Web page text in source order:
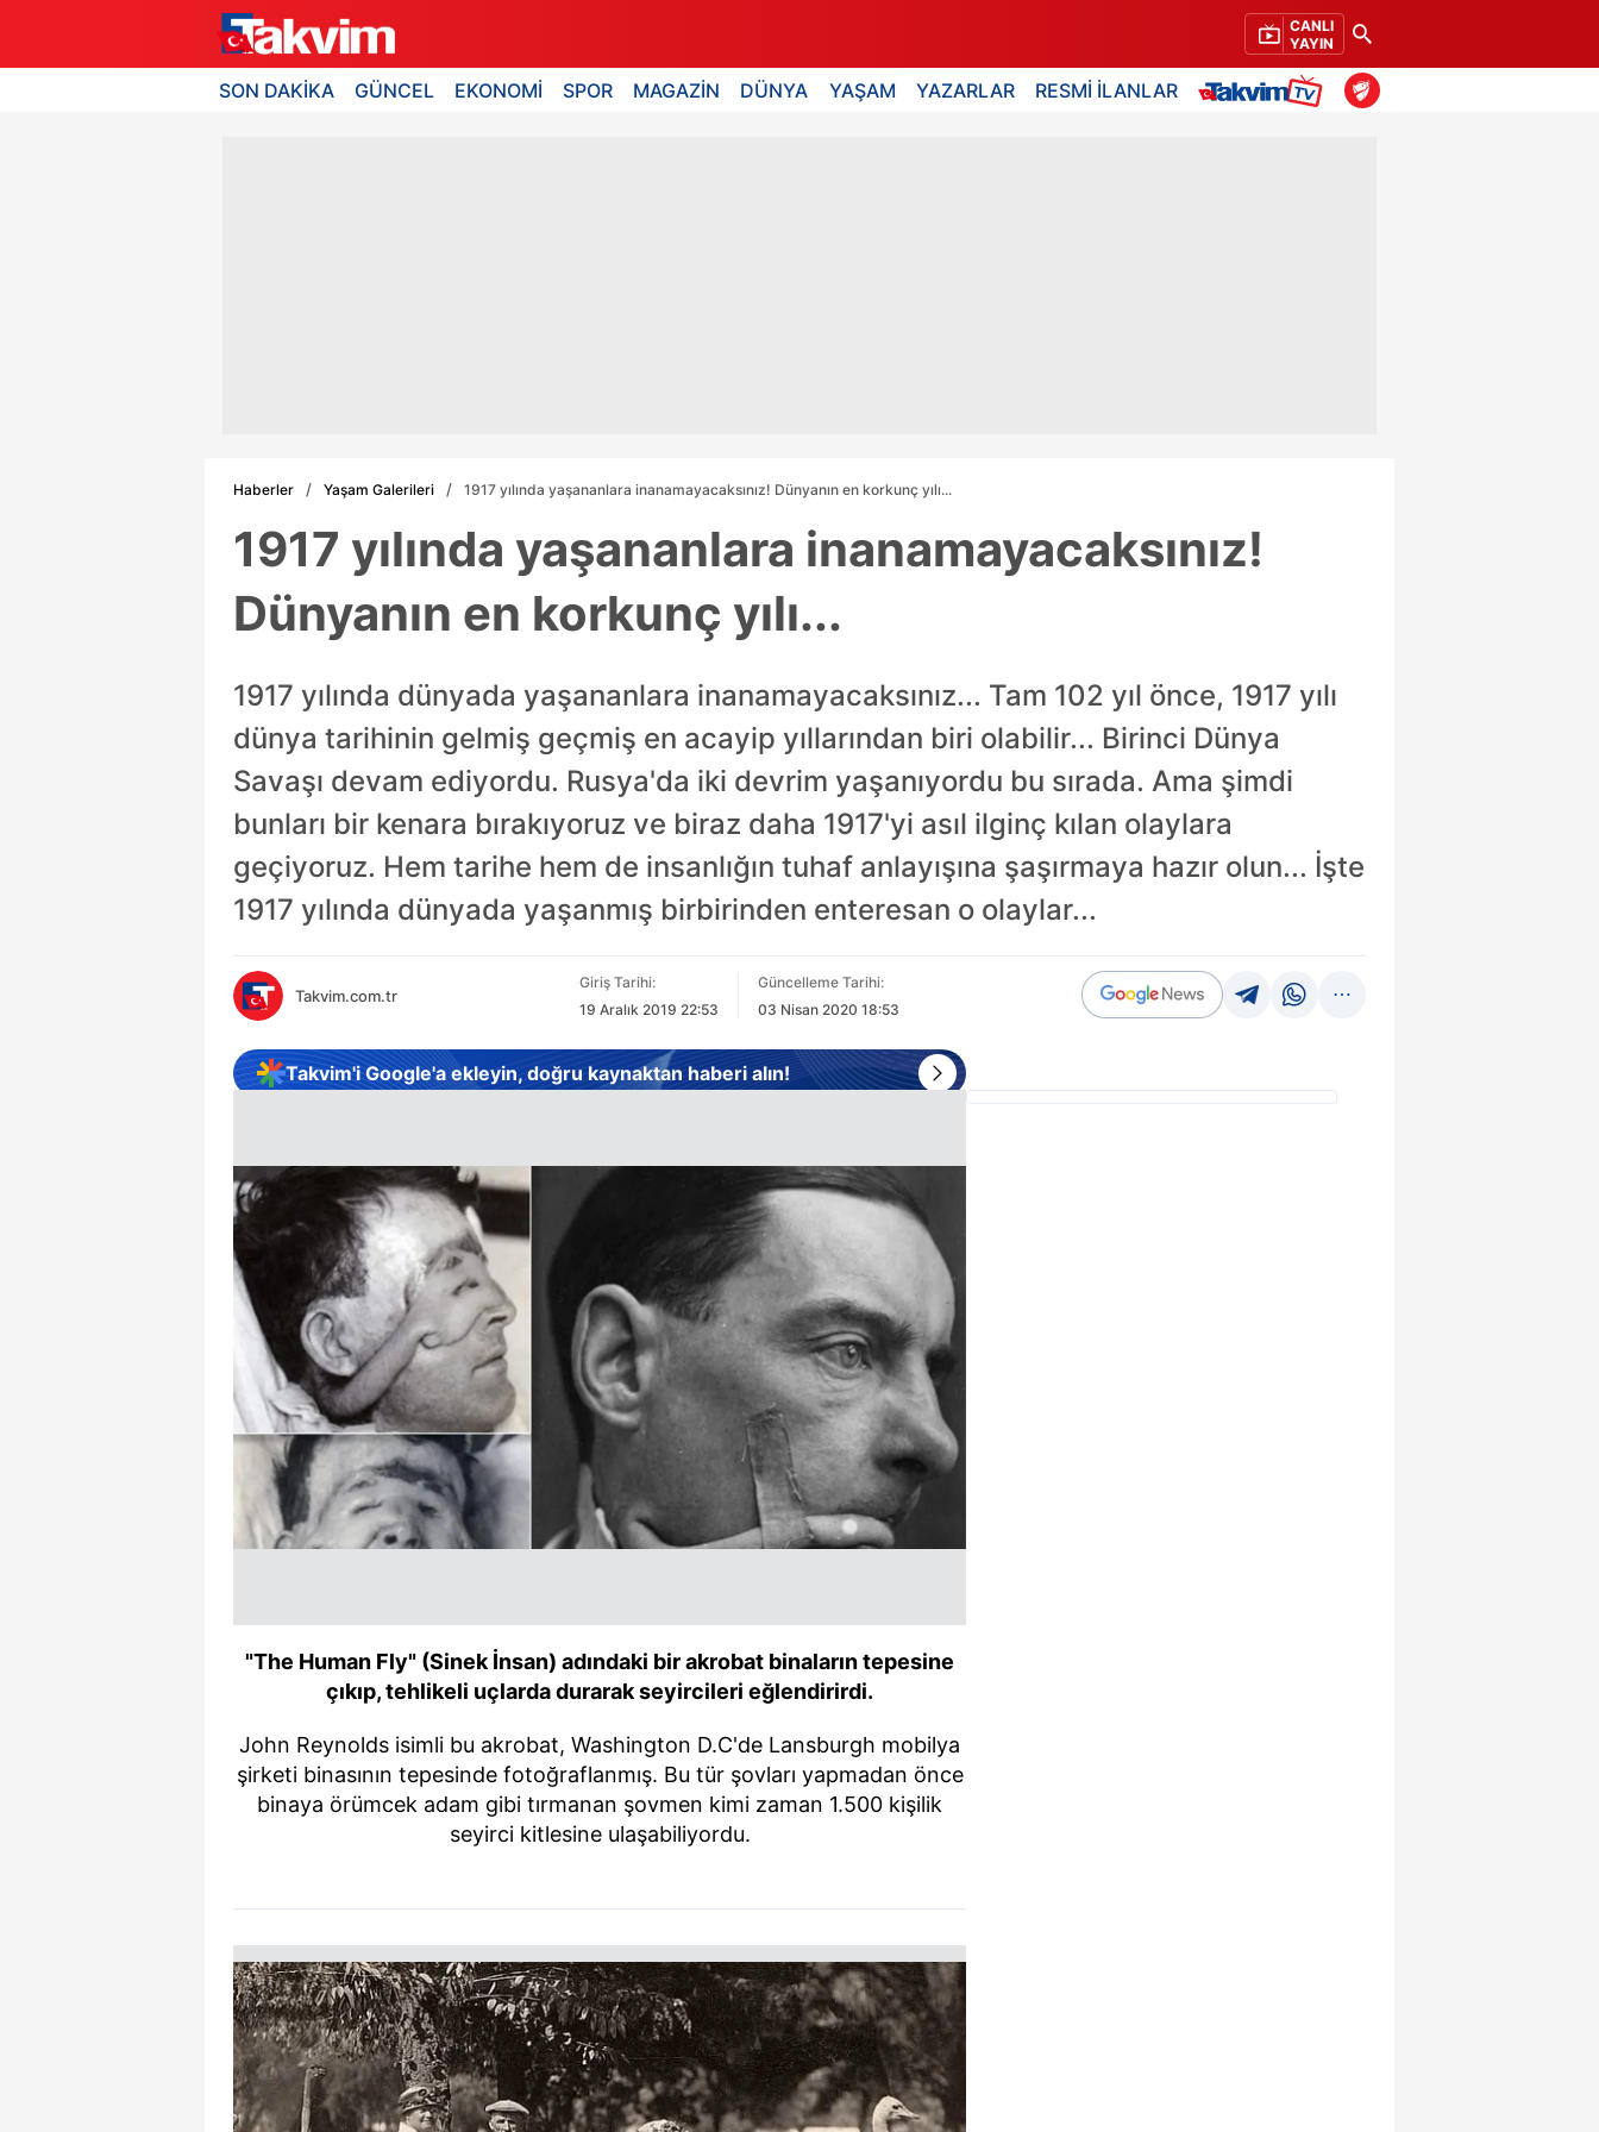
CANLI
YAYIN
SON DAKİKA GÜNCEL EKONOMİ SPOR MAGAZİN DÜNYA YAŞAM YAZARLAR RESMİ İLANLAR
Haberler Yaşam Galerileri 1917 yılında yaşananlara inanamayacaksınız! Dünyanın en korkunç yılı...
1917 yılında yaşananlara inanamayacaksınız!
Dünyanın en korkunç yılı...
1917 yılında dünyada yaşananlara inanamayacaksınız... Tam 102 yıl önce, 1917 yılı
dünya tarihinin gelmiş geçmiş en acayip yıllarından biri olabilir... Birinci Dünya
Savaşı devam ediyordu. Rusya'da iki devrim yaşanıyordu bu sırada. Ama şimdi
bunları bir kenara bırakıyoruz ve biraz daha 1917'yi asıl ilginç kılan olaylara
geçiyoruz. Hem tarihe hem de insanlığın tuhaf anlayışına şaşırmaya hazır olun... İşte
1917 yılında dünyada yaşanmış birbirinden enteresan o olaylar...
Takvim.com.tr
Giriş Tarihi:
19 Aralık 2019 22:53
Güncelleme Tarihi:
03 Nisan 2020 18:53
Takvim'i Google'a ekleyin, doğru kaynaktan haberi alın!
"The Human Fly" (Sinek İnsan) adındaki bir akrobat binaların tepesine
çıkıp, tehlikeli uçlarda durarak seyircileri eğlendirirdi.
John Reynolds isimli bu akrobat, Washington D.C'de Lansburgh mobilya
şirketi binasının tepesinde fotoğraflanmış. Bu tür şovları yapmadan önce
binaya örümcek adam gibi tırmanan şovmen kimi zaman 1.500 kişilik
seyirci kitlesine ulaşabiliyordu.